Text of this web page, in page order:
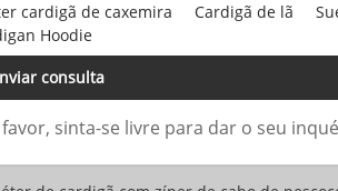
cardigã de caxemira Cardigã de lã
Hoodie
consulta
sinta-se livre para dar o seu